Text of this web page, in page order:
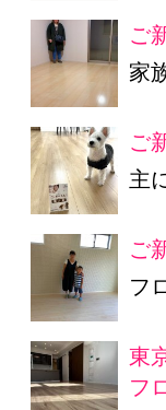
ご
家
ご
主
ご
フ
東
フ